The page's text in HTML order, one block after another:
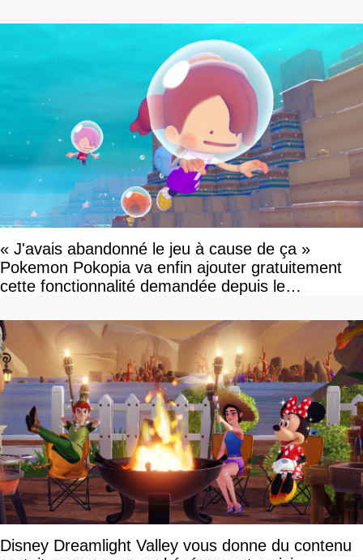
« J'avais abandonné le jeu à cause de ça »
Pokemon Pokopia va enfin ajouter gratuitement
cette fonctionnalité demandée depuis le
Disney Dreamlight Valley vous donne du contenu